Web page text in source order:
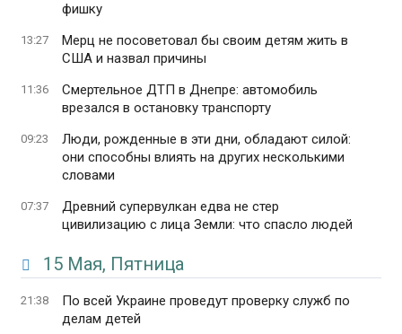
фишку
13:27
Мерц не посоветовал бы своим детям жить в
США и назвал причины
11:36
Смертельное ДТП в Днепре: автомобиль
врезался в остановку транспорту
09:23
Люди, рожденные в эти дни, обладают силой:
они способны влиять на других несколькими
словами
07:37
Древний супервулкан едва не стер
цивилизацию с лица Земли: что спасло людей
15 Мая, Пятница
21:38
По всей Украине проведут проверку служб по
делам детей